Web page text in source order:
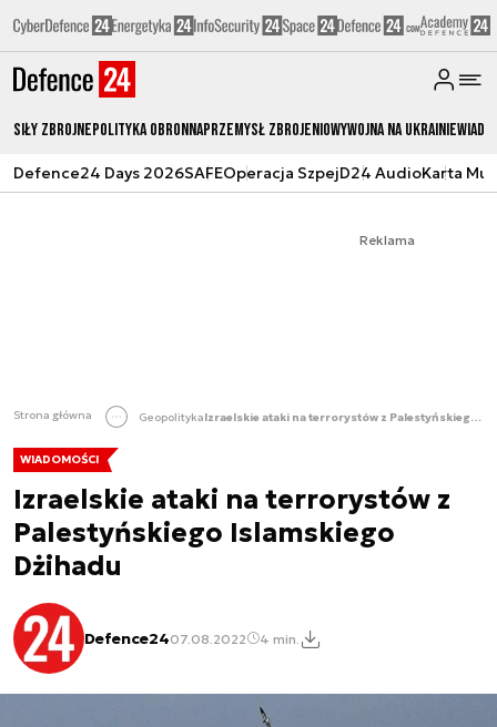
Siły zbrojnePolityka obronnaPrzemysł ZbrojeniowyWojna na Ukrainie
Defence24 Days 2026SAFEOperacja SzpejD24 AudioKarta
Reklama
Strona główna Geopolityka Izraelskie ataki na terrorystów z Palestyńskiego Islamskiego Dżihadu
WIADOMOŚCI
Izraelskie ataki na terrorystów z
Palestyńskiego Islamskiego
Dżihadu
Defence2407.08.2022 4 min.